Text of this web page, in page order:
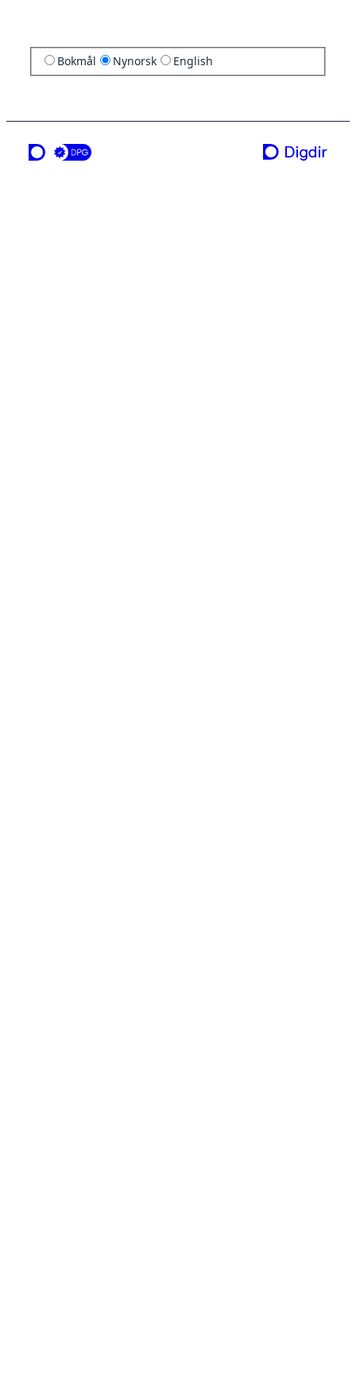
Bokmål Nynorsk English